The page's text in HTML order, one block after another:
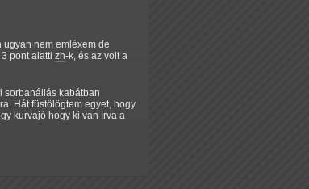
nem emléxem de
pont alatti zh-k, és az volt a
sorbanállás kabátban
Hát füstölögtem egyet, hogy
kurvajó hogy ki van írva a